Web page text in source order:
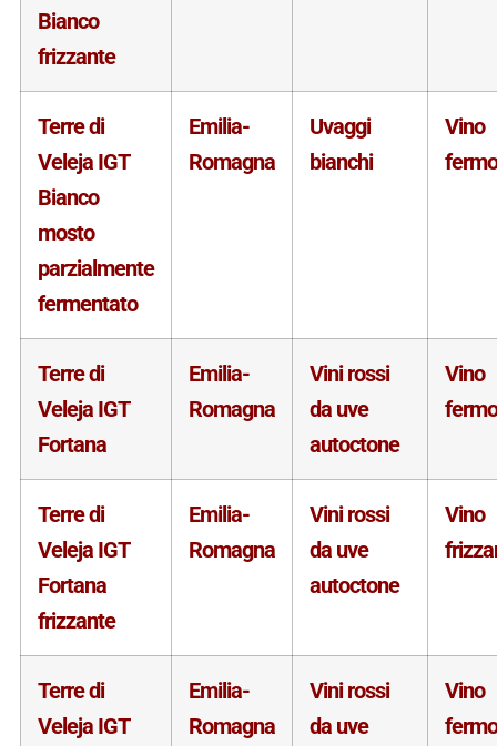
Bianco
frizzante
Terre di
Veleja IGT
Bianco
mosto
parzialmente
fermentato
Emilia-
Romagna
Uvaggi
bianchi
Vino
fermo
Terre di
Veleja IGT
Fortana
Emilia-
Romagna
Vini rossi
da uve
autoctone
Vino
fermo
Terre di
Veleja IGT
Fortana
frizzante
Emilia-
Romagna
Vini rossi
da uve
autoctone
Vino
Terre di
Veleja IGT
Emilia-
Romagna
Vini rossi
da uve
Vino
fermo